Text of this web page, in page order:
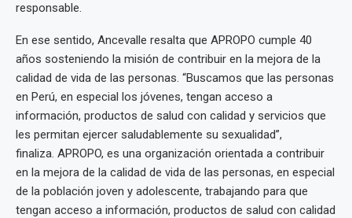
responsable.
En ese sentido, Ancevalle resalta que APROPO cumple 40
años sosteniendo la misión de contribuir en la mejora de la
calidad de vida de las personas. “Buscamos que las personas
en Perú, en especial los jóvenes, tengan acceso a
información, productos de salud con calidad y servicios que
les permitan ejercer saludablemente su sexualidad”,
finaliza. APROPO, es una organización orientada a contribuir
en la mejora de la calidad de vida de las personas, en especial
de la población joven y adolescente, trabajando para que
tengan acceso a información, productos de salud con calidad